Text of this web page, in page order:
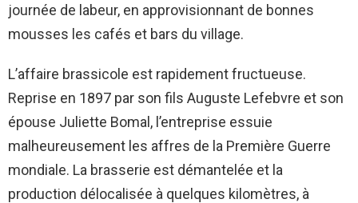
journée de labeur, en approvisionnant de bonnes
mousses les cafés et bars du village.
L’affaire brassicole est rapidement fructueuse.
Reprise en 1897 par son fils Auguste Lefebvre et son
épouse Juliette Bomal, l’entreprise essuie
malheureusement les affres de la Première Guerre
mondiale. La brasserie est démantelée et la
production délocalisée à quelques kilomètres, à